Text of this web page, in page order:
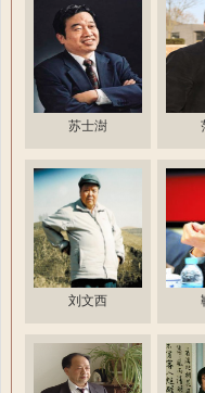
苏士澍
刘文西